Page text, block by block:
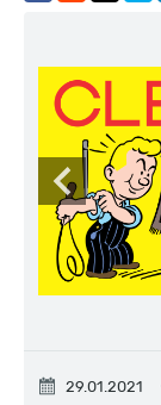
29.01.2021